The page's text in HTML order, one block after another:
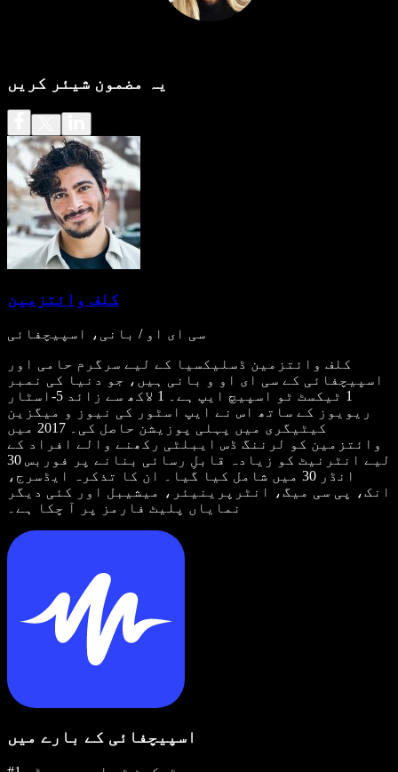
یہ مضمون شیئر کریں
کلف وائتزمین
سی ای او / بانی، اسپیچفائی
کلف وائتزمین ڈسلیکسیا کے لیے سرگرم حامی اور
اسپیچفائی کے سی ای او و بانی ہیں، جو دنیا کی نمبر
1 ٹیکسٹ ٹو اسپیچ ایپ ہے۔ 1 لاکھ سے زائد 5-اسٹار
ریویوز کے ساتھ اس نے ایپ اسٹور کی نیوز و میگزین
کیٹیگری میں پہلی پوزیشن حاصل کی۔ 2017 میں
وائتزمین کو لرننگ ڈس ایبلٹی رکھنے والے افراد کے
لیے انٹرنیٹ کو زیادہ قابلِ رسائی بنانے پر فوربس 30
انڈر 30 میں شامل کیا گیا۔ ان کا تذکرہ ایڈسرج،
انک، پی سی میگ، انٹرپرینیئر، میشیبل اور کئی دیگر
نمایاں پلیٹ فارمز پر آ چکا ہے۔
اسپیچفائی کے بارے میں